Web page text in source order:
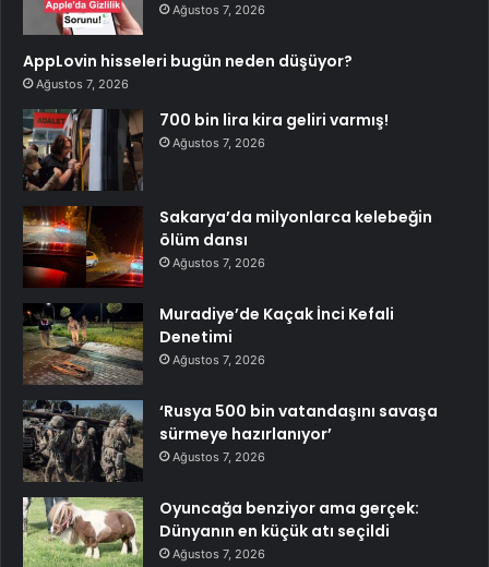
Ağustos 7, 2026
AppLovin hisseleri bugün neden düşüyor?
Ağustos 7, 2026
700 bin lira kira geliri varmış!
Ağustos 7, 2026
Sakarya’da milyonlarca kelebeğin
ölüm dansı
Ağustos 7, 2026
Muradiye’de Kaçak İnci Kefali
Denetimi
Ağustos 7, 2026
‘Rusya 500 bin vatandaşını savaşa
sürmeye hazırlanıyor’
Ağustos 7, 2026
Oyuncağa benziyor ama gerçek:
Dünyanın en küçük atı seçildi
Ağustos 7, 2026